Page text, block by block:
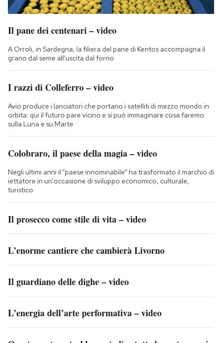
Il pane dei centenari – video
A Orroli, in Sardegna, la filiera del pane di Kentos accompagna il
grano dal seme all'uscita dal forno
I razzi di Colleferro – video
Avio produce i lanciatori che portano i satelliti di mezzo mondo in
orbita: qui il futuro pare vicino e si può immaginare cosa faremo
sulla Luna e su Marte
Colobraro, il paese della magia – video
Negli ultimi anni il "paese innominabile" ha trasformato il marchio di
iettatore in un'occasione di sviluppo economico, culturale,
turistico
Il prosecco come stile di vita – video
L’enorme cantiere che cambierà Livorno
Il guardiano delle dighe – video
L’energia dell’arte performativa – video